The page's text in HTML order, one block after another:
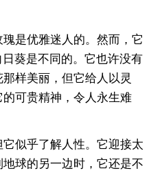
是优雅迷人的。然而，它
葵是不同的。它也许没有
样美丽，但它给人以灵
可贵精神，令人永生难
似乎了解人性。它迎接太
球的另一边时，它还是不